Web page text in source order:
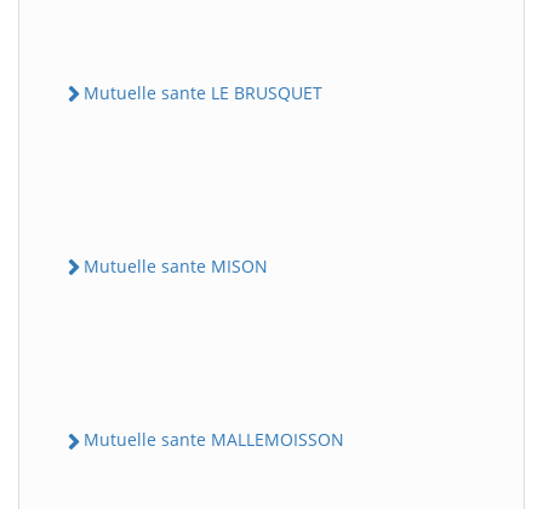
Mutuelle sante LE BRUSQUET
Mutuelle sante MISON
Mutuelle sante MALLEMOISSON